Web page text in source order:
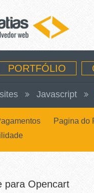
PORTFÓLIO
Javascript
Pagina do
para Opencart